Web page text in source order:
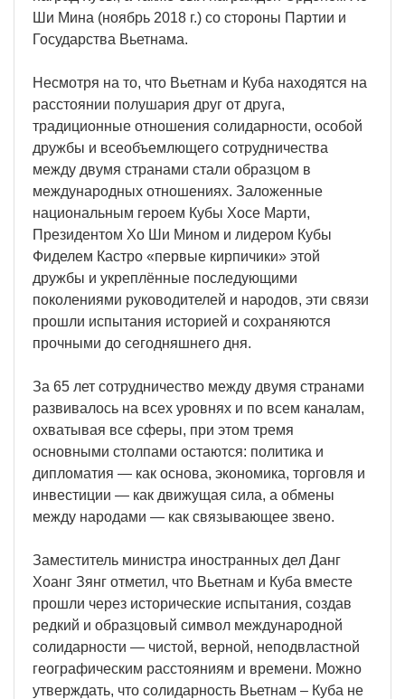
Ши Мина (ноябрь 2018 г.) со стороны Партии и
Государства Вьетнама.
Несмотря на то, что Вьетнам и Куба находятся на
расстоянии полушария друг от друга,
традиционные отношения солидарности, особой
дружбы и всеобъемлющего сотрудничества
между двумя странами стали образцом в
международных отношениях. Заложенные
национальным героем Кубы Хосе Марти,
Президентом Хо Ши Мином и лидером Кубы
Фиделем Кастро «первые кирпичики» этой
дружбы и укреплённые последующими
поколениями руководителей и народов, эти связи
прошли испытания историей и сохраняются
прочными до сегодняшнего дня.
За 65 лет сотрудничество между двумя странами
развивалось на всех уровнях и по всем каналам,
охватывая все сферы, при этом тремя
основными столпами остаются: политика и
дипломатия — как основа, экономика, торговля и
инвестиции — как движущая сила, а обмены
между народами — как связывающее звено.
Заместитель министра иностранных дел Данг
Хоанг Зянг отметил, что Вьетнам и Куба вместе
прошли через исторические испытания, создав
редкий и образцовый символ международной
солидарности — чистой, верной, неподвластной
географическим расстояниям и времени. Можно
утверждать, что солидарность Вьетнам – Куба не